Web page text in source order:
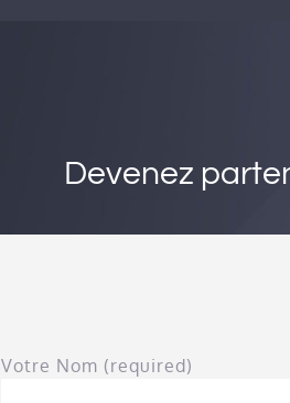
Devenez
Votre Nom (required)